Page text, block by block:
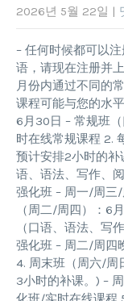
2026년 5월 22일 |
– 任何时候都可以
语，请现在注册并
月份内通过不同的
课程可能与您的水
6月30日 – 常规班
时在线常规课程 2.
预计安排2小时的
语、语法、写作、
强化班 – 周一/周三
（周二/周四）：6
（口语、语法、写
强化班 – 周二/周四
4. 周末班（周六/周
3小时的补课。) –